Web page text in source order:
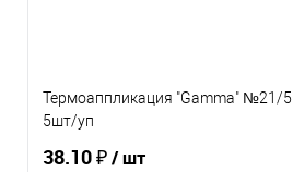
Термоаппликация "Gamma" №21/5
5шт/уп
38.10 ₽/ шт